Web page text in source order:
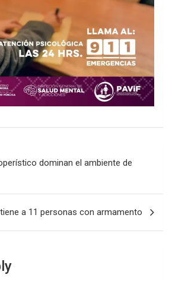
dominan el ambiente de
a 11 personas con armamento